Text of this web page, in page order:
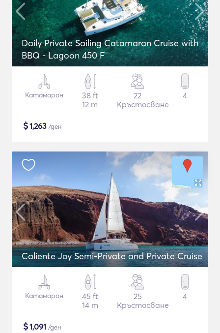
Daily Private Sailing Catamaran Cruise with
BBQ - Lagoon 450 F
Катамаран
38 ft
12 m
22
Кръстосване
4
$1,263 /ден
Caliente Joy Semi-Private and Private Cruise
Катамаран
45 ft
14 m
25
Кръстосване
4
$1,091 /ден